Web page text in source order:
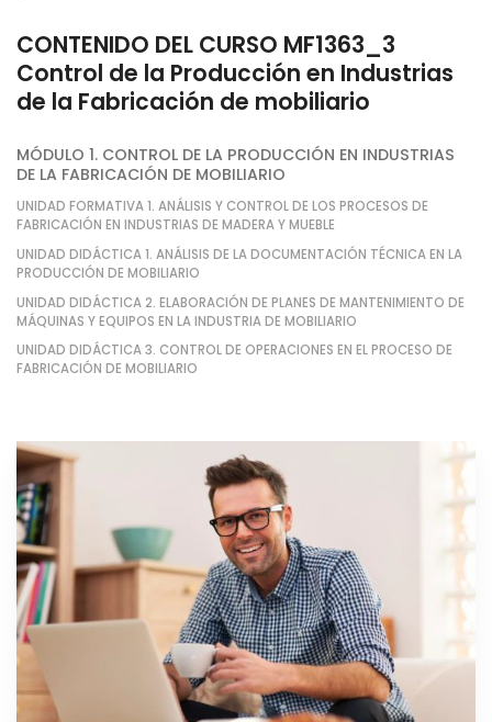
CONTENIDO DEL CURSO MF1363_3
Control de la Producción en Industrias
de la Fabricación de mobiliario
MÓDULO 1. CONTROL DE LA PRODUCCIÓN EN INDUSTRIAS
DE LA FABRICACIÓN DE MOBILIARIO
UNIDAD FORMATIVA 1. ANÁLISIS Y CONTROL DE LOS PROCESOS DE
FABRICACIÓN EN INDUSTRIAS DE MADERA Y MUEBLE
UNIDAD DIDÁCTICA 1. ANÁLISIS DE LA DOCUMENTACIÓN TÉCNICA EN LA
PRODUCCIÓN DE MOBILIARIO
UNIDAD DIDÁCTICA 2. ELABORACIÓN DE PLANES DE MANTENIMIENTO DE
MÁQUINAS Y EQUIPOS EN LA INDUSTRIA DE MOBILIARIO
UNIDAD DIDÁCTICA 3. CONTROL DE OPERACIONES EN EL PROCESO DE
FABRICACIÓN DE MOBILIARIO